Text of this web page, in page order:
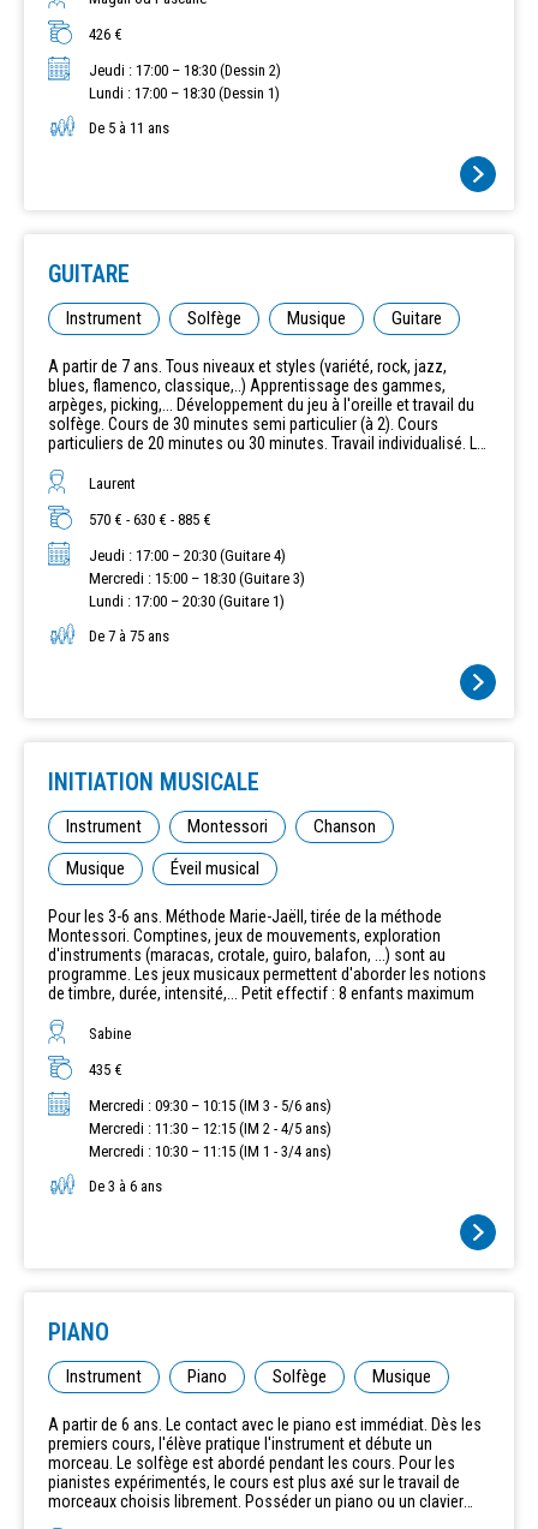
426 €
Jeudi : 17:00 – 18:30 (Dessin 2)
Lundi : 17:00 – 18:30 (Dessin 1)
De 5 à 11 ans
GUITARE
Instrument Solfège Musique Guitare
A partir de 7 ans. Tous niveaux et styles (variété, rock, jazz,
blues, flamenco, classique,..) Apprentissage des gammes,
arpèges, picking,... Développement du jeu à l'oreille et travail du
solfège. Cours de 30 minutes semi particulier (à 2). Cours
particuliers de 20 minutes ou 30 minutes. Travail individualisé. Le
obligatoire. Les horaires sont définis en fonction de vos
disponibilités et de celles du professeur sur les plages horaires
définies. Cours les lundi, mercredi ou jeudi. Lundi et jeudi à partir
de 17 h/17 h 30 jusqu'à 20h/20h30. Le mercredi à partir de 15 h.
Laurent
570 € - 630 € - 885 €
Jeudi : 17:00 – 20:30 (Guitare 4)
Mercredi : 15:00 – 18:30 (Guitare 3)
Lundi : 17:00 – 20:30 (Guitare 1)
De 7 à 75 ans
INITIATION MUSICALE
Instrument Montessori
Chanson
Musique
Éveil musical
Pour les 3-6 ans. Méthode Marie-Jaëll, tirée de la méthode
Montessori. Comptines, jeux de mouvements, exploration
d'instruments (maracas, crotale, guiro, balafon, ...) sont au
programme. Les jeux musicaux permettent d'aborder les notions
de timbre, durée, intensité,... Petit effectif : 8 enfants maximum
Sabine
435 €
Mercredi : 09:30 – 10:15 (IM 3 - 5/6 ans)
Mercredi : 11:30 – 12:15 (IM 2 - 4/5 ans)
Mercredi : 10:30 – 11:15 (IM 1 - 3/4 ans)
De 3 à 6 ans
PIANO
Instrument Piano Solfège Musique
A partir de 6 ans. Le contact avec le piano est immédiat. Dès les
premiers cours, l'élève pratique l'instrument et débute un
morceau. Le solfège est abordé pendant les cours. Pour les
pianistes expérimentés, le cours est plus axé sur le travail de
morceaux choisis librement. Posséder un piano ou un clavier